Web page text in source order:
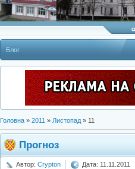
Блог
Головна » 2011 » Листопад » 11
Прогноз
Автор: Crypton Дата: 11.11.2011